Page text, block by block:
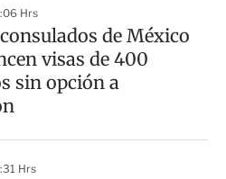
Hrs
de México
visas de 400
sin opción a
Hrs